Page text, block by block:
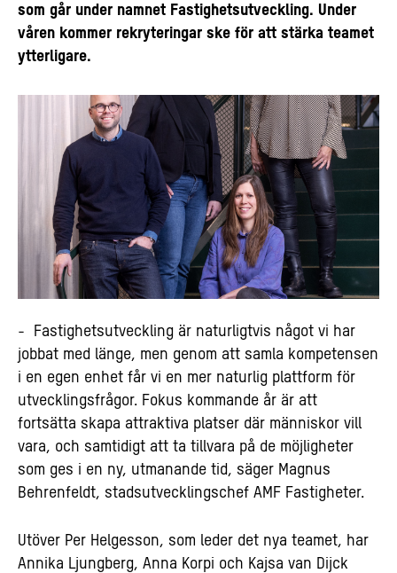
som går under namnet Fastighetsutveckling. Under
våren kommer rekryteringar ske för att stärka teamet
ytterligare.
- Fastighetsutveckling är naturligtvis något vi har
jobbat med länge, men genom att samla kompetensen
i en egen enhet får vi en mer naturlig plattform för
utvecklingsfrågor. Fokus kommande år är att
fortsätta skapa attraktiva platser där människor vill
vara, och samtidigt att ta tillvara på de möjligheter
som ges i en ny, utmanande tid, säger Magnus
Behrenfeldt, stadsutvecklingschef AMF Fastigheter.
Utöver Per Helgesson, som leder det nya teamet, har
Annika Ljungberg, Anna Korpi och Kajsa van Dijck